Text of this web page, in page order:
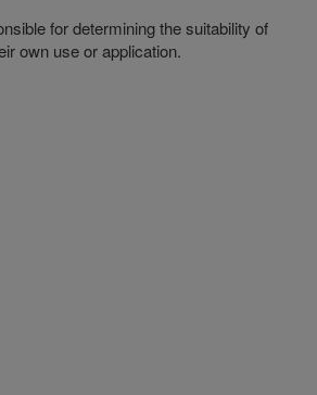
for determining the suitability of
own use or application.